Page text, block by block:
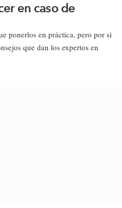
en caso de
ponerlos en práctica, pero por si
que dan los expertos en